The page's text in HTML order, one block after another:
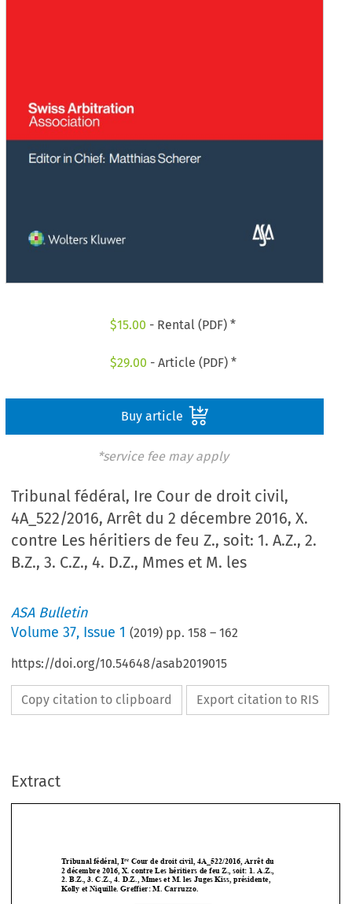
$15.00 - Rental (PDF) *
$29.00 - Article (PDF) *
Buy article
*service fee may apply
Tribunal fédéral, Ire Cour de droit civil,
4A_522/2016, Arrêt du 2 décembre 2016, X.
contre Les héritiers de feu Z., soit: 1. A.Z., 2.
B.Z., 3. C.Z., 4. D.Z., Mmes et M. les
ASA Bulletin
Volume37, Issue 1 (2019) pp.158 –162
https://doi.org/10.54648/asab2019015
Copy citation to clipboard Export citation to RIS
Extract
  
 

 

Kolly et Niquille. Greffier: M. Carruzzo.
Recours  contre  une  sentence  arbitrale  (Swiss  Rules)  –  Pas  d’inférences